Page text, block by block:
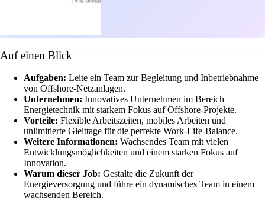
Auf einen Blick
Aufgaben: Leite ein Team zur Begleitung und Inbetriebnahme
von Offshore-Netzanlagen.
Unternehmen: Innovatives Unternehmen im Bereich
Energietechnik mit starkem Fokus auf Offshore-Projekte.
Vorteile: Flexible Arbeitszeiten, mobiles Arbeiten und
unlimitierte Gleittage für die perfekte Work-Life-Balance.
Weitere Informationen: Wachsendes Team mit vielen
Entwicklungsmöglichkeiten und einem starken Fokus auf
Innovation.
Warum dieser Job: Gestalte die Zukunft der
Energieversorgung und führe ein dynamisches Team in einem
wachsenden Bereich.